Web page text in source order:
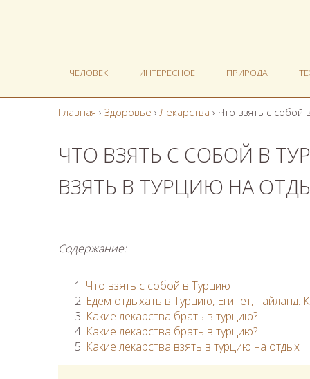
ЧЕЛОВЕК ИНТЕРЕСНОЕ ПРИРОДА
Главная › Здоровье ›Лекарства › Что взять с собой
ЧТО ВЗЯТЬ С СОБОЙ В
ВЗЯТЬ В ТУРЦИЮ НА
Содержание:
Что взять с собой в Турцию
Едем отдыхать в Турцию, Египет, Тайланд.
Какие лекарства брать в турцию?
Какие лекарства брать в турцию?
Какие лекарства взять в турцию на отдых